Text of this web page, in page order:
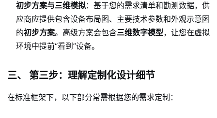
初步方案与三维模拟：基于您的需求清单和勘测数据，供
应商应提供包含设备布局图、主要技术参数和外观示意图
的初步方案。高级方案会包含三维数字模型，让您在虚拟
环境中提前“看到”设备。
三、 第三步：理解定制化设计细节
在标准框架下，以下部分常需根据您的需求定制：